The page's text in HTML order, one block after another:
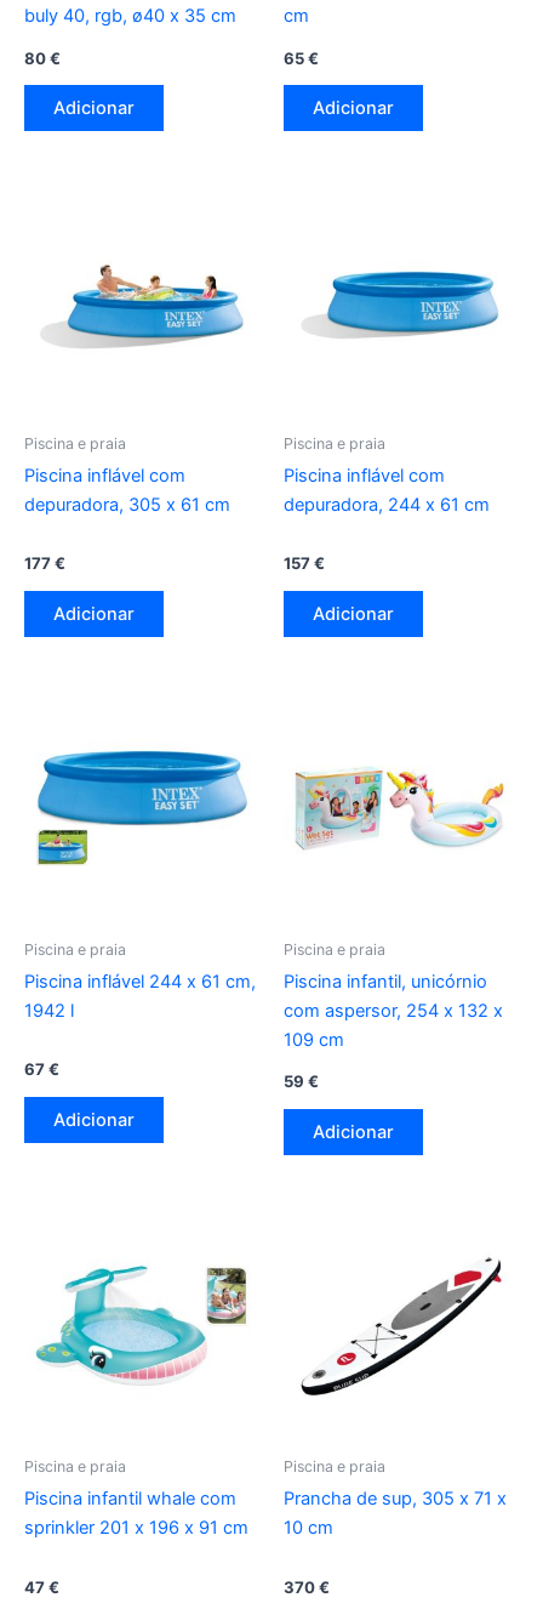
buly 40, rgb, ø40 x 35 cm
80€
Adicionar
cm
65€
Adicionar
Piscina e praia
Piscina inflável com
depuradora, 305 x 61 cm
177€
Adicionar
Piscina e praia
Piscina inflável com
depuradora, 244 x 61 cm
157€
Adicionar
Piscina e praia
Piscina inflável 244 x 61 cm,
1942 l
67€
Adicionar
Piscina e praia
Piscina infantil, unicórnio
com aspersor, 254 x 132 x
109 cm
59 €
Adicionar
Piscina e praia
Piscina infantil whale com
sprinkler 201 x 196 x 91 cm
47€
Piscina e praia
Prancha de sup, 305 x 71 x
10 cm
370€